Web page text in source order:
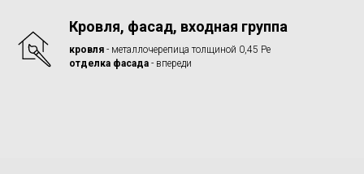
Кровля, фасад, входная группа
кровля - металлочерепица толщиной 0,45 Ре
отделка фасада - впереди